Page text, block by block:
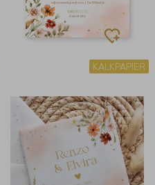
KALKPAPIER